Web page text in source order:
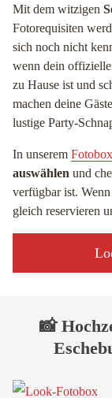
Mit dem witzigen
Fotorequisiten
sich noch nicht
wenn dein
zu Hause ist und
machen deine
lustige Party-
In unserem
auswählen und
verfügbar ist.
gleich reservieren
📸